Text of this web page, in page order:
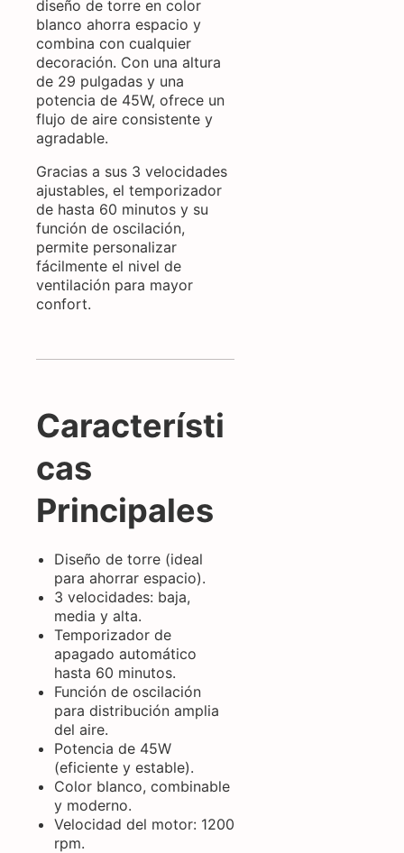
diseño de torre en color
blanco ahorra espacio y
combina con cualquier
decoración. Con una altura
de 29 pulgadas y una
potencia de 45W, ofrece un
flujo de aire consistente y
agradable.
Gracias a sus 3 velocidades
ajustables, el temporizador
de hasta 60 minutos y su
función de oscilación,
permite personalizar
fácilmente el nivel de
ventilación para mayor
confort.
Característi
cas
Principales
Diseño de torre (ideal
para ahorrar espacio).
3 velocidades: baja,
media y alta.
Temporizador de
apagado automático
hasta 60 minutos.
Función de oscilación
para distribución amplia
del aire.
Potencia de 45W
(eficiente y estable).
Color blanco, combinable
y moderno.
Velocidad del motor: 1200
rpm.